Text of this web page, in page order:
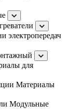
электропередач
для
Материалы
Модульные